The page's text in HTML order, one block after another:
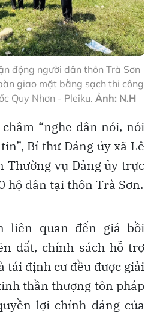
động người dân thôn Trà Sơn
giao mặt bằng sạch thi công
Quy Nhơn - Pleiku. Ảnh: N.H
“nghe dân nói, nói
Bí thư Đảng ủy xã Lê
Thường vụ Đảng ủy trực
hộ dân tại thôn Trà Sơn.
liên quan đến giá bồi
đất, chính sách hỗ trợ
tái định cư đều được giải
thần thượng tôn pháp
lợi chính đáng của